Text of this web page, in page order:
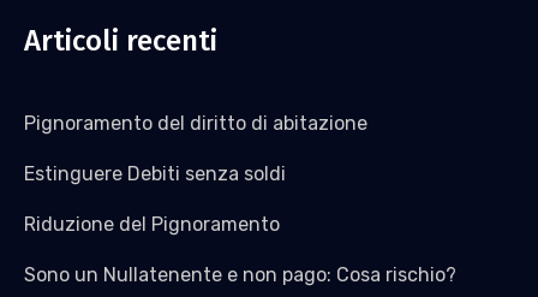
Articoli recenti
Pignoramento del diritto di abitazione
Estinguere Debiti senza soldi
Riduzione del Pignoramento
Sono un Nullatenente e non pago: Cosa rischio?